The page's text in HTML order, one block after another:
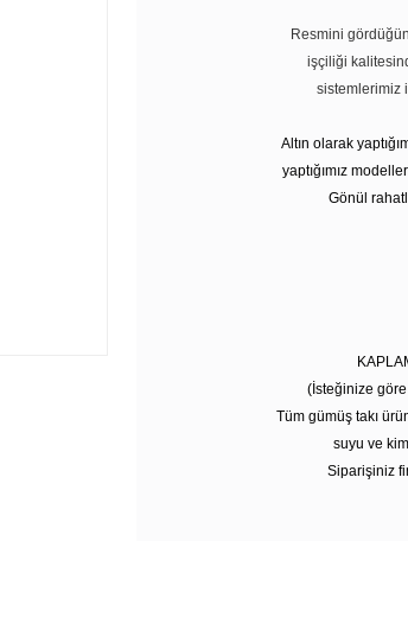
Resmini
işçiliği
sistemlerimiz
Altın olarak
yaptığımız
Gönül
(İsteğinize
Tüm gümüş takı
suyu ve
Siparişiniz